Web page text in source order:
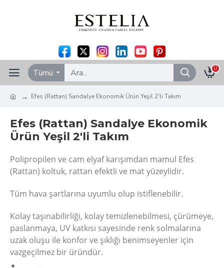
Tümü 0
Efes (Rattan) Sandalye Ekonomik Ürün Yeşil 2'li Takım
Efes (Rattan) Sandalye Ekonomik
Ürün Yeşil 2'li Takım
Polipropilen ve cam elyaf karışımdan mamul Efes
(Rattan) koltuk, rattan efektli ve mat yüzeylidir.
Tüm hava şartlarına uyumlu olup istiflenebilir.
Kolay taşınabilirliği, kolay temizlenebilmesi, çürümeye,
paslanmaya, UV katkısı sayesinde renk solmalarına
uzak oluşu ile konfor ve şıklığı benimseyenler için
vazgeçilmez bir üründür.